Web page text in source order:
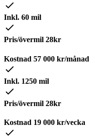
Inkl. 60 mil
Pris/övermil 28kr
Kostnad 57 000 kr/månad
Inkl. 1250 mil
Pris/övermil 28kr
Kostnad 19 000 kr/vecka